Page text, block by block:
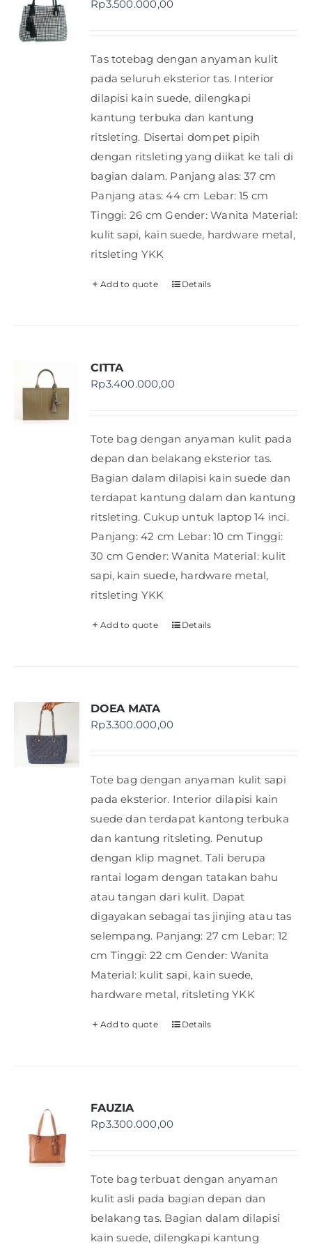
Shop
Rp3.500.000,00
Tas totebag dengan anyaman kulit
pada seluruh eksterior tas. Interior
dilapisi kain suede, dilengkapi
kantung terbuka dan kantung
ritsleting. Disertai dompet pipih
dengan ritsleting yang diikat ke tali di
bagian dalam. Panjang alas: 37 cm
Panjang atas: 44 cm Lebar: 15 cm
Tinggi: 26 cm Gender: Wanita Material:
kulit sapi, kain suede, hardware metal,
ritsleting YKK
Add to quote Details
CITTA
Rp3.400.000,00
Tote bag dengan anyaman kulit pada
depan dan belakang eksterior tas.
Bagian dalam dilapisi kain suede dan
terdapat kantung dalam dan kantung
ritsleting. Cukup untuk laptop 14 inci.
Panjang: 42 cm Lebar: 10 cm Tinggi:
30 cm Gender: Wanita Material: kulit
sapi, kain suede, hardware metal,
ritsleting YKK
Add to quote Details
DOEA MATA
Rp3.300.000,00
Tote bag dengan anyaman kulit sapi
pada eksterior. Interior dilapisi kain
suede dan terdapat kantong terbuka
dan kantung ritsleting. Penutup
dengan klip magnet. Tali berupa
rantai logam dengan tatakan bahu
atau tangan dari kulit. Dapat
digayakan sebagai tas jinjing atau tas
selempang. Panjang: 27 cm Lebar: 12
cm Tinggi: 22 cm Gender: Wanita
Material: kulit sapi, kain suede,
hardware metal, ritsleting YKK
Add to quote Details
FAUZIA
Rp3.300.000,00
Tote bag terbuat dengan anyaman
kulit asli pada bagian depan dan
belakang tas. Bagian dalam dilapisi
kain suede, dilengkapi kantung